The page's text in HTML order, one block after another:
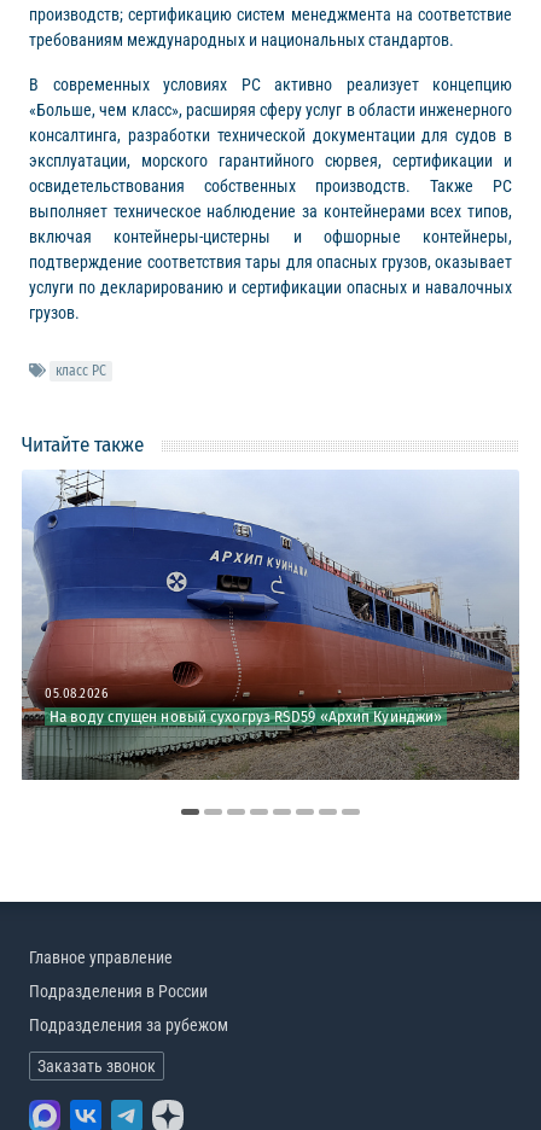
производств; сертификацию систем менеджмента на соответствие
требованиям международных и национальных стандартов.
В современных условиях РС активно реализует концепцию
«Больше, чем класс», расширяя сферу услуг в области инженерного
консалтинга, разработки технической документации для судов в
эксплуатации, морского гарантийного сюрвея, сертификации и
освидетельствования собственных производств. Также РС
выполняет техническое наблюдение за контейнерами всех типов,
включая контейнеры-цистерны и офшорные контейнеры,
подтверждение соответствия тары для опасных грузов, оказывает
услуги по декларированию и сертификации опасных и навалочных
грузов.
класс РС
Читайте также
05.08.2026
На воду спущен новый сухогруз RSD59 «Архип Куинджи»
Главное управление
Подразделения в России
Подразделения за рубежом
Заказать звонок